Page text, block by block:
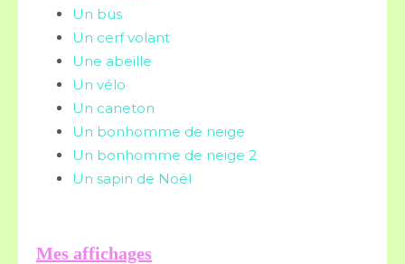
Un bus
Un cerf volant
Une abeille
Un vélo
Un caneton
Un bonhomme de neige
Un bonhomme de neige 2
Un sapin de Noël
Mes affichages